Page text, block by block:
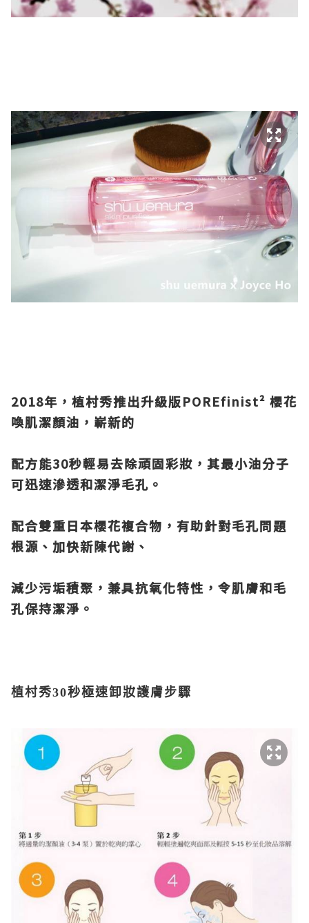
2018年，植村秀推出升級版POREfinist² 櫻花
喚肌潔顏油，嶄新的
配方能30秒輕易去除頑固彩妝，其最小油分子
可迅速滲透和潔淨毛孔。
配合雙重日本櫻花複合物，有助針對毛孔問題
根源、加快新陳代謝、
減少污垢積聚，兼具抗氧化特性，令肌膚和毛
孔保持潔淨。
植村秀30秒極速卸妝護膚步驟